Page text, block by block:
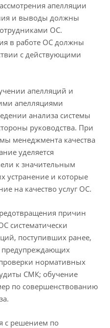
апелляции
и выводы должны
ОС.
в работе ОС должны
с действующими
апелляций и
апелляциями
анализа системы
руководства. При
менеджмента качества
уделяется
к значительным
устранение и которые
на качество услуг ОС.
причин
систематически
поступивших ранее,
нормативных
СМК; обучение
по совершенствованию
с решением по